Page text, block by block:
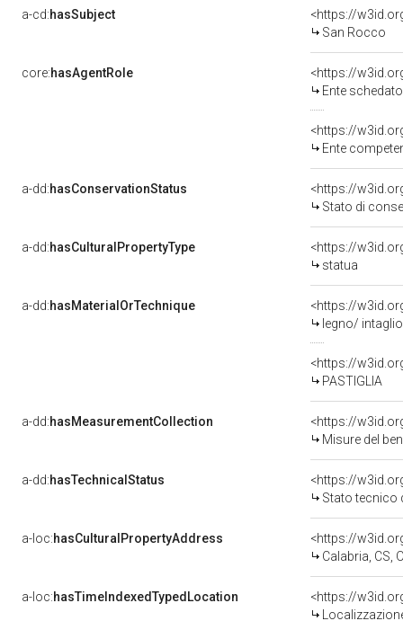
a-cd:hasSubject
<https://
San Rocco
core:hasAgentRole
<https://
Ente schedatore
<https://
Ente competente
a-dd:hasConservationStatus
<https://
Stato di
a-dd:hasCulturalPropertyType
<https://
statua
a-dd:hasMaterialOrTechnique
<https://
legno/
<https://
PASTIGLIA
a-dd:hasMeasurementCollection
<https://
Misure del
a-dd:hasTechnicalStatus
<https://
Stato tecnico
a-loc:hasCulturalPropertyAddress
<https://
Calabria, CS,
a-loc:hasTimeIndexedTypedLocation
<https://